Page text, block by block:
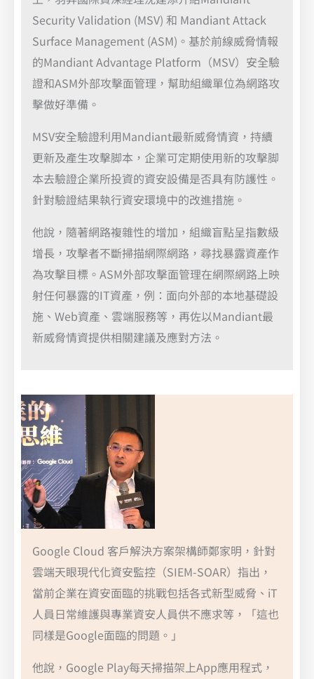
Security Validation (MSV) 和 Mandiant Attack
Surface Management (ASM)。基於前線威脅情報
的Mandiant Advantage Platform（MSV）安全驗
證和ASM外部攻擊面管理，幫助組織單位為網路攻
擊做好準備。
MSV安全驗證利用Mandiant最新威脅情資，持續
更新及產生攻擊脚本，企業可定期使用新的攻擊脚
本去驗證企業所投資的資安設備是否具有防護性。
針對驗證結果執行資安環境中的改進措施。
他說，隨著網路複雜性的增加，組織盲點呈指數級
增長，攻擊者不斷掃描網際網路，尋找暴露資產作
為攻擊目標。ASM外部攻擊面管理在網際網路上映
射任何暴露的IT資產，例：面向外部的本地基礎設
施、Web資產、雲端服務等，再佐以Mandiant最
新威脅情資提供相關建議及應對方法。
Google Cloud 客戶解決方案架構師鄭家明，針對
雲端天眼現代化資安監控（SIEM-SOAR）指出，
當前企業在資安面臨的挑戰包括各式新型威脅、iT
人員日常維護與專業資安人員供不應求等，「這也
同樣是Google面臨的問題。」
他說，Google Play每天掃描架上App應用程式，